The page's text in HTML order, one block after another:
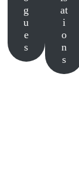
g
u
e
s
at
i
o
n
s